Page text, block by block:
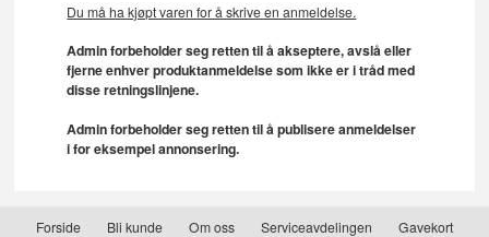
Du må ha kjøpt varen for å skrive en anmeldelse.
Admin forbeholder seg retten til å akseptere, avslå eller
fjerne enhver produktanmeldelse som ikke er i tråd med
disse retningslinjene.
Admin forbeholder seg retten til å publisere anmeldelser
i for eksempel annonsering.
Forside Bli kunde Om oss Serviceavdelingen Gavekort